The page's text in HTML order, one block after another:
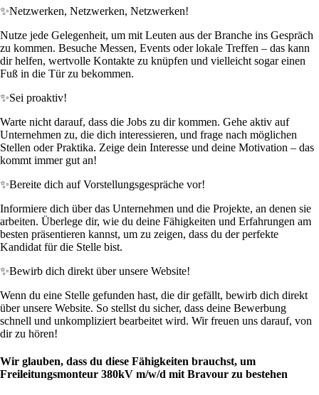
✨Netzwerken, Netzwerken, Netzwerken!
Nutze jede Gelegenheit, um mit Leuten aus der Branche ins Gespräch
zu kommen. Besuche Messen, Events oder lokale Treffen – das kann
dir helfen, wertvolle Kontakte zu knüpfen und vielleicht sogar einen
Fuß in die Tür zu bekommen.
✨Sei proaktiv!
Warte nicht darauf, dass die Jobs zu dir kommen. Gehe aktiv auf
Unternehmen zu, die dich interessieren, und frage nach möglichen
Stellen oder Praktika. Zeige dein Interesse und deine Motivation – das
kommt immer gut an!
✨Bereite dich auf Vorstellungsgespräche vor!
Informiere dich über das Unternehmen und die Projekte, an denen sie
arbeiten. Überlege dir, wie du deine Fähigkeiten und Erfahrungen am
besten präsentieren kannst, um zu zeigen, dass du der perfekte
Kandidat für die Stelle bist.
✨Bewirb dich direkt über unsere Website!
Wenn du eine Stelle gefunden hast, die dir gefällt, bewirb dich direkt
über unsere Website. So stellst du sicher, dass deine Bewerbung
schnell und unkompliziert bearbeitet wird. Wir freuen uns darauf, von
dir zu hören!
Wir glauben, dass du diese Fähigkeiten brauchst, um
Freileitungsmonteur 380kV m/w/d mit Bravour zu bestehen